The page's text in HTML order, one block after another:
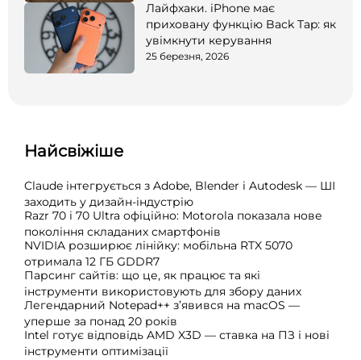
Лайфхаки. iPhone має
приховану функцію Back Tap: як
увімкнути керування
25 березня, 2026
Найсвіжіше
Claude інтегрується з Adobe, Blender і Autodesk — ШІ
заходить у дизайн-індустрію
Razr 70 і 70 Ultra офіційно: Motorola показала нове
покоління складаних смартфонів
NVIDIA розширює лінійку: мобільна RTX 5070
отримала 12 ГБ GDDR7
Парсинг сайтів: що це, як працює та які
інструменти використовують для збору даних
Легендарний Notepad++ з’явився на macOS —
уперше за понад 20 років
Intel готує відповідь AMD X3D — ставка на ПЗ і нові
інструменти оптимізації